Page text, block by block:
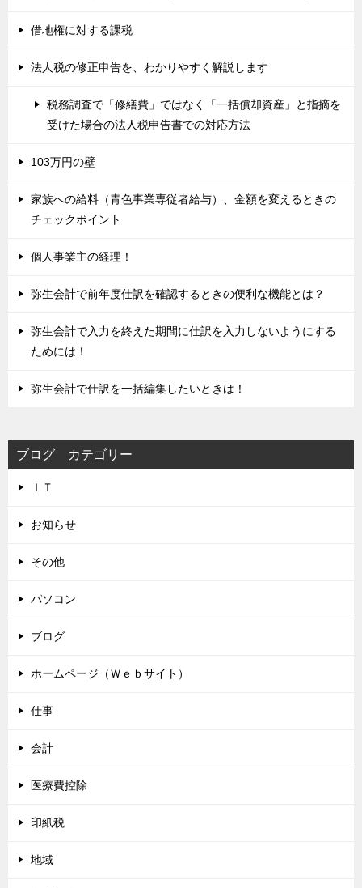
借地権に対する課税
法人税の修正申告を、わかりやすく解説します
税務調査で「修繕費」ではなく「一括償却資産」と指摘を
受けた場合の法人税申告書での対応方法
103万円の壁
家族への給料（青色事業専従者給与）、金額を変えるときの
チェックポイント
個人事業主の経理！
弥生会計で前年度仕訳を確認するときの便利な機能とは？
弥生会計で入力を終えた期間に仕訳を入力しないようにする
ためには！
弥生会計で仕訳を一括編集したいときは！
ブログ カテゴリー
ＩＴ
お知らせ
その他
パソコン
ブログ
ホームページ（Ｗｅｂサイト）
仕事
会計
医療費控除
印紙税
地域